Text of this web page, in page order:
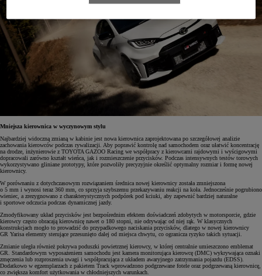
Mniejsza kierownica w wyczynowym stylu
Najbardziej widoczną zmianą w kabinie jest nowa kierownica zaprojektowana po szczegółowej analizie
zachowania kierowców podczas rywalizacji. Aby poprawić kontrolę nad samochodem oraz ułatwić koncentrację
na drodze, inżynierowie z TOYOTA GAZOO Racing we współpracy z kierowcami rajdowymi i wyścigowymi
dopracowali zarówno kształt wieńca, jak i rozmieszczenie przycisków. Podczas intensywnych testów torowych
wykorzystywano gliniane prototypy, które pozwoliły precyzyjnie określić optymalny rozmiar i formę nowej
kierownicy.
W porównaniu z dotychczasowym rozwiązaniem średnica nowej kierownicy została zmniejszona
o 5 mm i wynosi teraz 360 mm, co sprzyja szybszemu przekazywaniu reakcji na koła. Jednocześnie pogrubiono
wieniec, a zrezygnowano z charakterystycznych podpórek pod kciuki, aby zapewnić bardziej naturalne
i sportowe odczucia podczas dynamicznej jazdy.
Zmodyfikowany układ przycisków jest bezpośrednim efektem doświadczeń zdobytych w motorsporcie, gdzie
kierowcy często obracają kierownicę nawet o 180 stopni, nie odrywając od niej rąk. W klasycznych
konstrukcjach mogło to prowadzić do przypadkowego naciskania przycisków, dlatego w nowej kierownicy
GR Yarisa elementy sterujące przesunięto dalej od miejsca chwytu, co ogranicza ryzyko takich sytuacji.
Zmianie uległa również pokrywa poduszki powietrznej kierowcy, w której centralnie umieszczono emblemat
GR. Standardowym wyposażeniem samochodu jest kamera monitorująca kierowcę (DMC) wykrywająca oznaki
zmęczenia lub rozproszenia uwagi i współpracująca z układem awaryjnego zatrzymania pojazdu (EDSS).
Dodatkowo w egzemplarzach z pakietem Track wprowadzono podgrzewane fotele oraz podgrzewaną kierownicę,
co zwiększa komfort użytkowania w chłodniejszych warunkach.